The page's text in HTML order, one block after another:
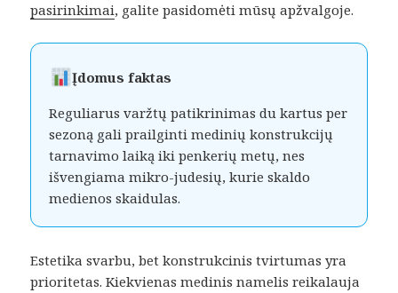
pasirinkimai, galite pasidomėti mūsų apžvalgoje.
Įdomus faktas
Reguliarus varžtų patikrinimas du kartus per
sezoną gali prailginti medinių konstrukcijų
tarnavimo laiką iki penkerių metų, nes
išvengiama mikro-judesių, kurie skaldo
medienos skaidulas.
Estetika svarbu, bet konstrukcinis tvirtumas yra
prioritetas. Kiekvienas medinis namelis reikalauja